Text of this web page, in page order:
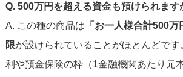
Q. 500万円を超える資金も預けられます
A. この種の商品は 「お一人様合計500
限が設けられていることがほとんどで
利や預金保険の枠（1金融機関あたり元